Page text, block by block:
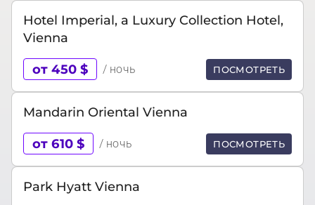
Hotel Imperial, a Luxury Collection Hotel,
Vienna
от 450 $ / ночь ПОСМОТРЕТЬ
Mandarin Oriental Vienna
от 610 $ / ночь ПОСМОТРЕТЬ
Park Hyatt Vienna